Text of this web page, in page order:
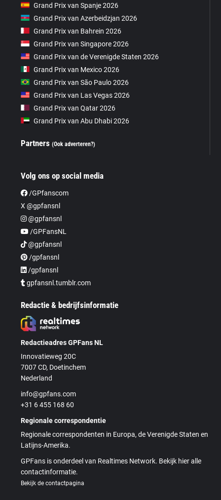
Grand Prix van Spanje 2026
Grand Prix van Azerbeidzjan 2026
Grand Prix van Bahrein 2026
Grand Prix van Singapore 2026
Grand Prix van de Verenigde Staten 2026
Grand Prix van Mexico 2026
Grand Prix van São Paulo 2026
Grand Prix van Las Vegas 2026
Grand Prix van Qatar 2026
Grand Prix van Abu Dhabi 2026
Partners(Ook adverteren?)
Volg ons op social media
/GPfanscom
X @gpfansnl
@gpfansnl
/GPFansNL
@gpfansnl
/gpfansnl
/gpfansnl
gpfansnl.tumblr.com
Redactie & bedrijfsinformatie
Redactieadres GPFans NL
Innovatieweg 20C
7007 CD, Doetinchem
Nederland
info@gpfans.com
+31 6 455 168 60
Regionale correspondentie
Regionale correspondenten in Europa, de Verenigde Staten en
Latijns-Amerika.
GPFans is onderdeel van Realtimes Network. Bekijk hier alle
contactinformatie.
Bekijk de contactpagina